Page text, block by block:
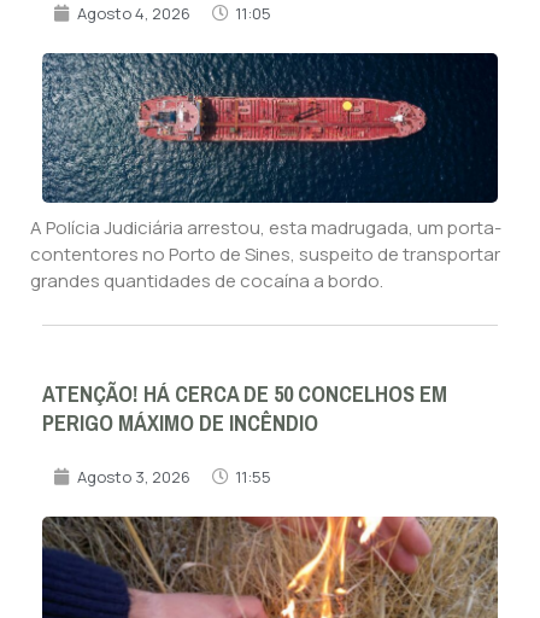
Agosto 4, 2026 11:05
A Polícia Judiciária arrestou, esta madrugada, um porta-
contentores no Porto de Sines, suspeito de transportar
grandes quantidades de cocaína a bordo.
ATENÇÃO! HÁ CERCA DE 50 CONCELHOS EM
PERIGO MÁXIMO DE INCÊNDIO
Agosto 3, 2026 11:55